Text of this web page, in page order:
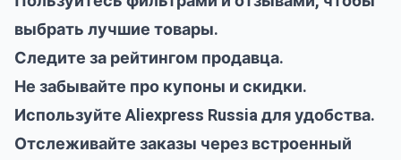
выбрать лучшие товары.
Следите за рейтингом продавца.
Не забывайте про купоны и скидки.
Используйте Aliexpress Russia для удобства.
Отслеживайте заказы через встроенный